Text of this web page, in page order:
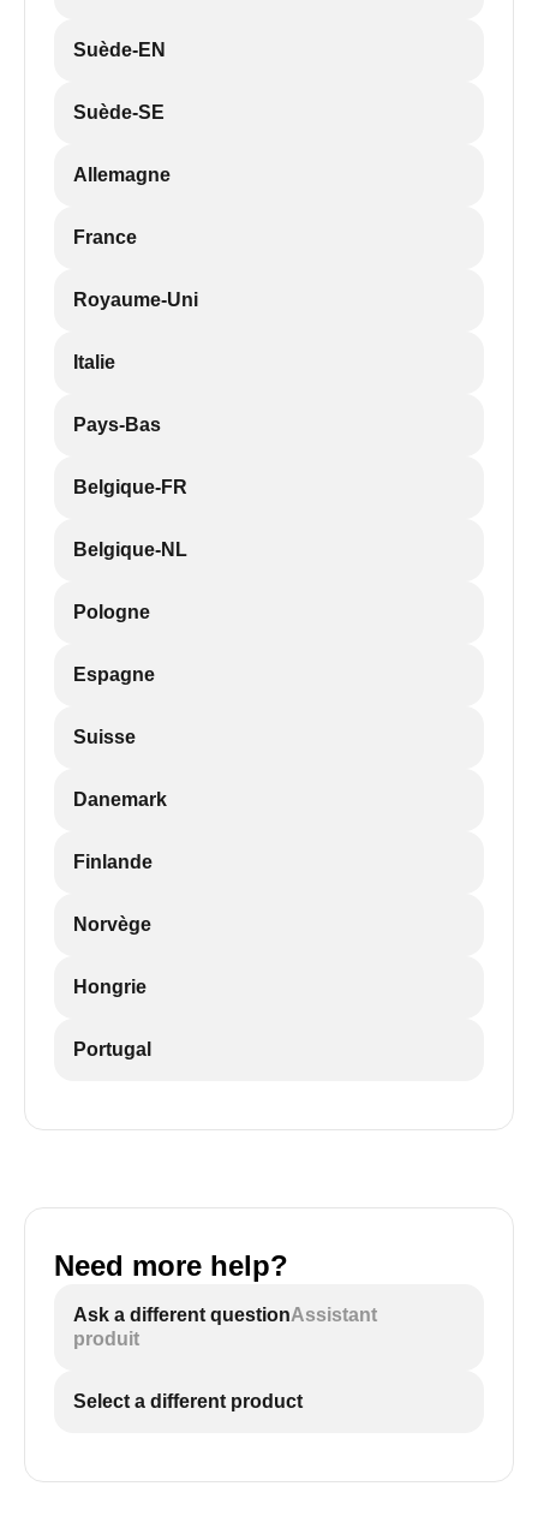
Suède-EN
Suède-SE
Allemagne
France
Royaume-Uni
Italie
Pays-Bas
Belgique-FR
Belgique-NL
Pologne
Espagne
Suisse
Danemark
Finlande
Norvège
Hongrie
Portugal
Need more help?
Ask a different questionAssistant
produit
Select a different product